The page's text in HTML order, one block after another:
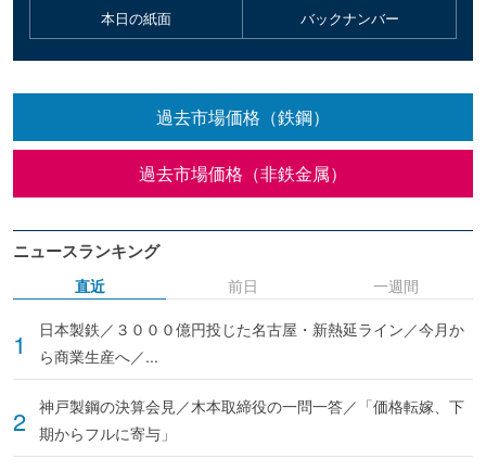
本日の紙面 バックナンバー
過去市場価格（鉄鋼）
過去市場価格（非鉄金属）
ニュースランキング
直近
日本製鉄／３０００億円投じた名古屋・新熱延ライン／今月か
ら商業生産へ／...
神戸製鋼の決算会見／木本取締役の一問一答／「価格転嫁、下
期からフルに寄与」
前日 一週間